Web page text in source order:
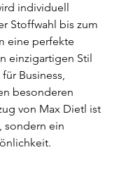
individuell
Stoffwahl bis zum
eine perfekte
einzigartigen Stil
Business,
besonderen
von Max Dietl ist
sondern ein